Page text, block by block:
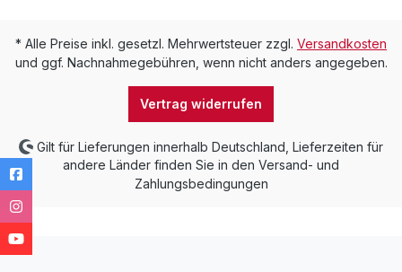
* Alle Preise inkl. gesetzl. Mehrwertsteuer zzgl. Versandkosten
und ggf. Nachnahmegebühren, wenn nicht anders angegeben.
Vertrag widerrufen
Gilt für Lieferungen innerhalb Deutschland, Lieferzeiten für
andere Länder finden Sie in den Versand- und
Zahlungsbedingungen